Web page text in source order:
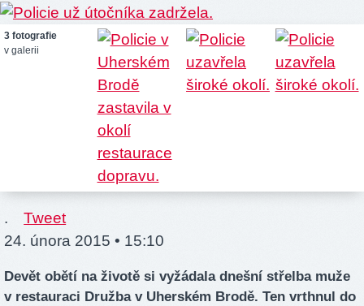
3 fotografie
v galerii
.
Tweet
24. února 2015 • 15:10
Devět obětí na životě si vyžádala dnešní střelba muže
v restauraci Družba v Uherském Brodě. Ten vrthnul do